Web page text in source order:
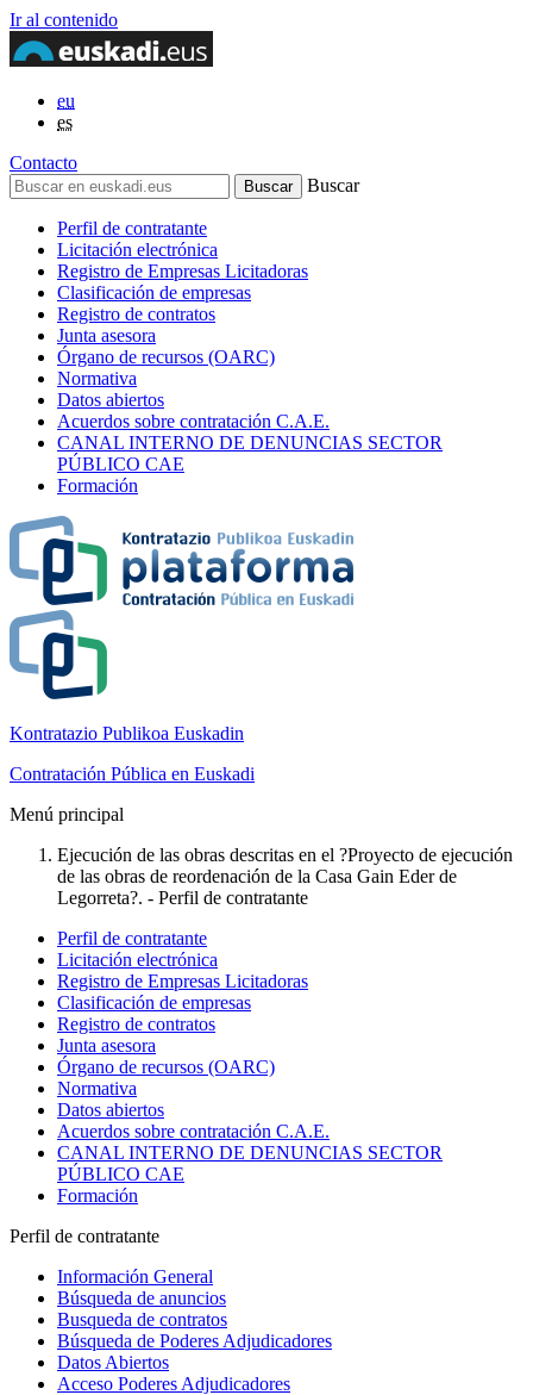
Ir al contenido
eu
es
Contacto
Buscar
Perfil de contratante
Licitación electrónica
Registro de Empresas Licitadoras
Clasificación de empresas
Registro de contratos
Junta asesora
Órgano de recursos (OARC)
Normativa
Datos abiertos
Acuerdos sobre contratación C.A.E.
CANAL INTERNO DE DENUNCIAS SECTOR
PÚBLICO CAE
Formación
Kontratazio Publikoa Euskadin
Contratación Pública en Euskadi
Menú principal
Ejecución de las obras descritas en el ?Proyecto de ejecución
de las obras de reordenación de la Casa Gain Eder de
Legorreta?. - Perfil de contratante
Perfil de contratante
Licitación electrónica
Registro de Empresas Licitadoras
Clasificación de empresas
Registro de contratos
Junta asesora
Órgano de recursos (OARC)
Normativa
Datos abiertos
Acuerdos sobre contratación C.A.E.
CANAL INTERNO DE DENUNCIAS SECTOR
PÚBLICO CAE
Formación
Perfil de contratante
Información General
Búsqueda de anuncios
Busqueda de contratos
Búsqueda de Poderes Adjudicadores
Datos Abiertos
Acceso Poderes Adjudicadores